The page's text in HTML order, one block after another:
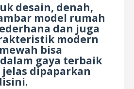
desain, denah,
model rumah
dan juga
modern
bisa
gaya terbaik
dipaparkan